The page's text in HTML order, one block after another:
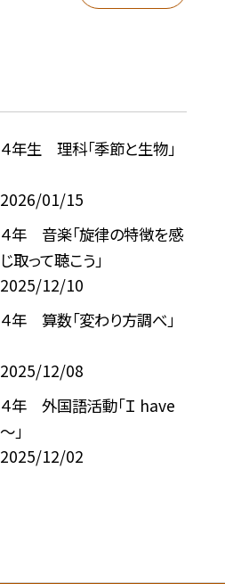
４年生 理科「季節と生物」
2026/01/15
４年 音楽「旋律の特徴を感
じ取って聴こう」
2025/12/10
４年 算数「変わり方調べ」
2025/12/08
４年 外国語活動「Ｉ have
～」
2025/12/02